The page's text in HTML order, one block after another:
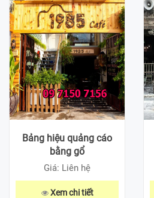
Bảng hiệu quảng cáo
bằng gổ
Giá: Liên hệ
Xem chi tiết